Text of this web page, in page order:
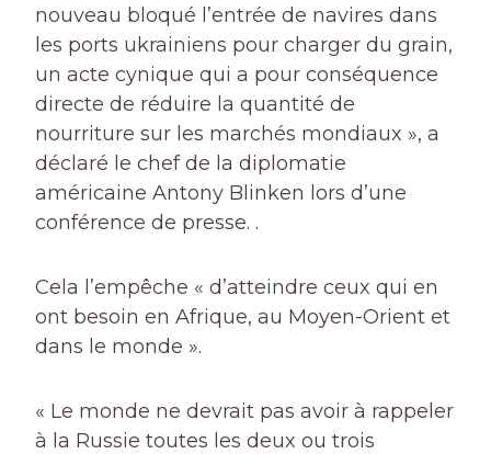
nouveau bloqué l’entrée de navires dans
les ports ukrainiens pour charger du grain,
un acte cynique qui a pour conséquence
directe de réduire la quantité de
nourriture sur les marchés mondiaux », a
déclaré le chef de la diplomatie
américaine Antony Blinken lors d’une
conférence de presse. .
Cela l’empêche « d’atteindre ceux qui en
ont besoin en Afrique, au Moyen-Orient et
dans le monde ».
« Le monde ne devrait pas avoir à rappeler
à la Russie toutes les deux ou trois